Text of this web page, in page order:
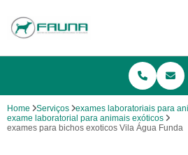
Home Serviços
exames laboratoriais para
exame laboratorial para animais exóticos
exames para bichos exoticos Vila Água Funda